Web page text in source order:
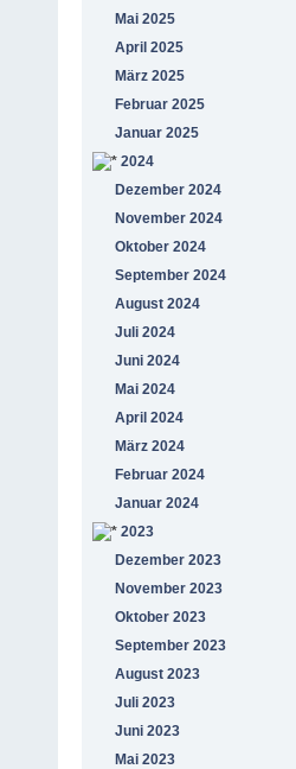
Mai 2025
April 2025
März 2025
Februar 2025
Januar 2025
2024
Dezember 2024
November 2024
Oktober 2024
September 2024
August 2024
Juli 2024
Juni 2024
Mai 2024
April 2024
März 2024
Februar 2024
Januar 2024
2023
Dezember 2023
November 2023
Oktober 2023
September 2023
August 2023
Juli 2023
Juni 2023
Mai 2023